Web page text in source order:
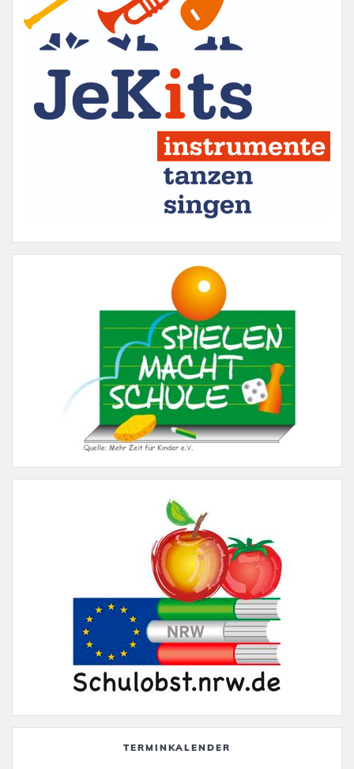
TERMINKALENDER